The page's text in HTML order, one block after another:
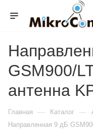
GSM900/
антенна
Главная — Каталог —
Направленная 9 дБ